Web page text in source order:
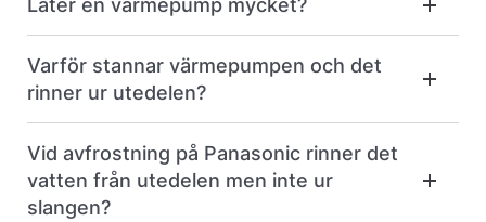
Låter en värmepump mycket?
Varför stannar värmepumpen och det
rinner ur utedelen?
Vid avfrostning på Panasonic rinner det
vatten från utedelen men inte ur
slangen?